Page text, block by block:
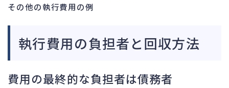
その他の執行費用の例
執行費用の負担者と回収方法
費用の最終的な負担者は債務者